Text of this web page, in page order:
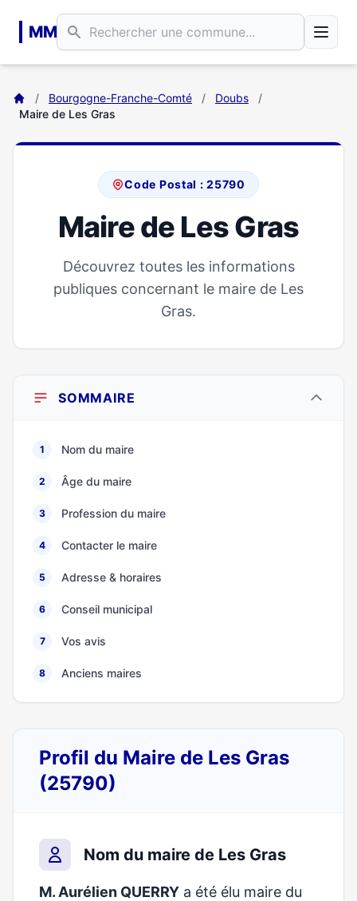
MM
/ Bourgogne-Franche-Comté / Doubs
/
Maire de Les Gras
Code Postal : 25790
Maire de Les Gras
Découvrez toutes les informations
publiques concernant le maire de Les
Gras.
SOMMAIRE
1 Nom du maire
2 Âge du maire
3 Profession du maire
4 Contacter le maire
5 Adresse & horaires
6 Conseil municipal
7 Vos avis
8 Anciens maires
Profil du Maire de Les Gras
(25790)
Nom du maire de Les Gras
M. Aurélien QUERRY a été élu maire du